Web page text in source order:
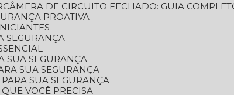
CÂMERA DE CIRCUITO FECHADO: GUIA
PROATIVA
SEGURANÇA
SUA SEGURANÇA
SUA SEGURANÇA
SUA SEGURANÇA
VOCÊ PRECISA